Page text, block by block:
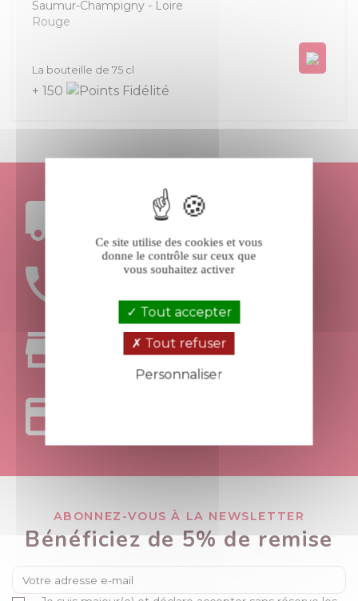
Saumur-Champigny
Loire
Rouge
Prix
La bouteille de 75 cl
+ 150
FRAIS DE PORT
RETRAIT
AU MAGASIN APT - 84
ABONNEZ-VOUS À LA NEWSLETTER
Bénéficiez de 5% de remise
Ce site utilise des cookies et vous
donne le contrôle sur ceux que
vous souhaitez activer
Tout accepter
Tout refuser
Personnaliser